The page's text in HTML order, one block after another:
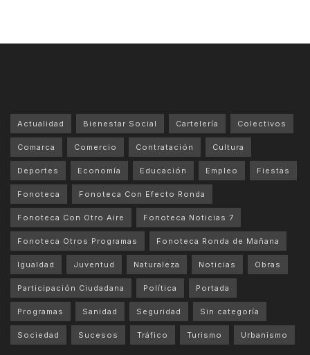
Actualidad Bienestar Social Cartelería Colectivos
Comarca Comercio Contratación Cultura
Deportes Economía Educación Empleo Fiestas
Fonoteca Fonoteca Con Efecto Ronda
Fonoteca Con Otro Aire Fonoteca Noticias 7
Fonoteca Otros Programas Fonoteca Ronda de Mañana
Igualdad Juventud Naturaleza Noticias Obras
Participación Ciudadana Política Portada
Programas Sanidad Seguridad Sin categoría
Sociedad Sucesos Tráfico Turismo Urbanismo